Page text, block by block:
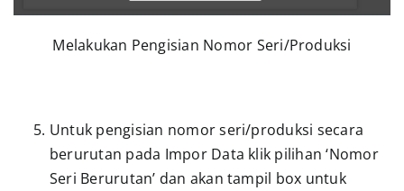
Melakukan Pengisian Nomor Seri/Produksi
Untuk pengisian nomor seri/produksi secara
berurutan pada Impor Data klik pilihan ‘Nomor
Seri Berurutan’ dan akan tampil box untuk